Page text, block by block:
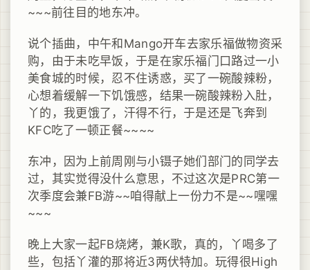
~~~前往目的地东冲。
说个插曲，中午和Mango开车去家乐福做物资采
购，由于未吃早饭，于是在家乐福门口路过一小
美食城的时候，忍不住诱惑，买了一碗酸辣粉，
心想着缓解一下饥饿感，结果一碗酸辣粉入肚，
丫的，我更饿了，汗得不行，于是还是飞奔到
KFC吃了一顿正餐~~~~
东冲，因为上前周刚与小镊子她们部门的同学去
过，其实觉得没什么意思，不过这次是PRC第一
次季度会兼FB游~~咱得献上一份力不是~~嘿嘿
~~~
晚上大家一起FB烧烤，兼K歌，真的，丫喝多了
些，包括丫灌的那将近3两伏特加。玩得很High